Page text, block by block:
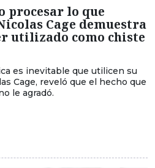
procesar lo que
Cage demuestra
utilizado como chiste
es inevitable que utilicen su
Cage, reveló que el hecho que
le agradó.